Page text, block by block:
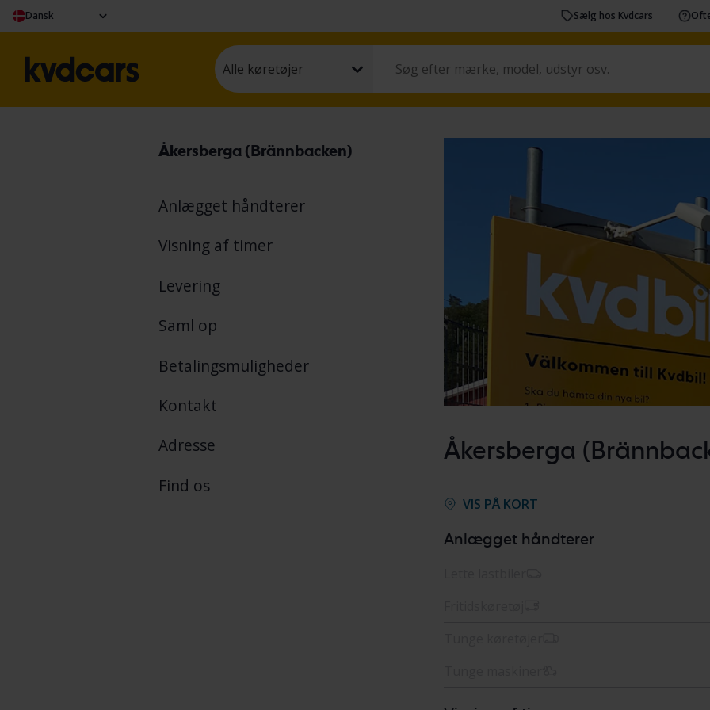
Dansk Sælg hos Kvdcars
Alle køretøjer
Åkersberga (Brännbacken)
Anlægget håndterer
Visning af timer
Levering
Saml op
Betalingsmuligheder
Kontakt
Adresse
Find os
Åkersberga
VIS PÅ KORT
Anlægget håndterer